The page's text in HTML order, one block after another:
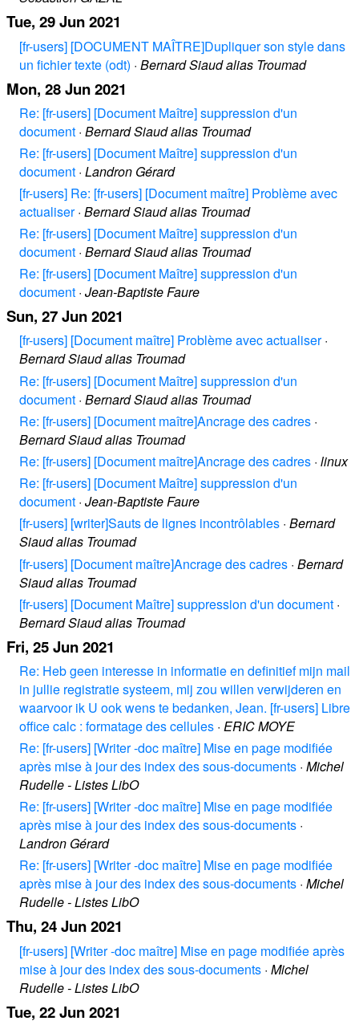
Tue, 29 Jun 2021
[fr-users] [DOCUMENT MAÎTRE]Dupliquer son style dans
un fichier texte (odt) · Bernard Siaud alias Troumad
Mon, 28 Jun 2021
Re: [fr-users] [Document Maître] suppression d'un
document · Bernard Siaud alias Troumad
Re: [fr-users] [Document Maître] suppression d'un
document · Landron Gérard
[fr-users] Re: [fr-users] [Document maître] Problème avec
actualiser· Bernard Siaud alias Troumad
Re: [fr-users] [Document Maître] suppression d'un
document · Bernard Siaud alias Troumad
Re: [fr-users] [Document Maître] suppression d'un
document · Jean-Baptiste Faure
Sun, 27 Jun 2021
[fr-users] [Document maître] Problème avec actualiser·
Bernard Siaud alias Troumad
Re: [fr-users] [Document Maître] suppression d'un
document · Bernard Siaud alias Troumad
Re: [fr-users] [Document maître]Ancrage des cadres ·
Bernard Siaud alias Troumad
Re: [fr-users] [Document maître]Ancrage des cadres · linux
Re: [fr-users] [Document Maître] suppression d'un
document · Jean-Baptiste Faure
[fr-users] [writer]Sauts de lignes incontrôlables · Bernard
Siaud alias Troumad
[fr-users] [Document maître]Ancrage des cadres · Bernard
Siaud alias Troumad
[fr-users] [Document Maître] suppression d'un document ·
Bernard Siaud alias Troumad
Fri, 25 Jun 2021
Re: Heb geen interesse in informatie en definitief mijn mail
in jullie registratie systeem, mij zou willen verwijderen en
waarvoor ik U ook wens te bedanken, Jean. [fr-users] Libre
office calc : formatage des cellules · ERIC MOYE
Re: [fr-users] [Writer -doc maître] Mise en page modifiée
après mise à jour des index des sous-documents · Michel
Rudelle - Listes LibO
Re: [fr-users] [Writer -doc maître] Mise en page modifiée
après mise à jour des index des sous-documents ·
Landron Gérard
Re: [fr-users] [Writer -doc maître] Mise en page modifiée
après mise à jour des index des sous-documents · Michel
Rudelle - Listes LibO
Thu, 24 Jun 2021
[fr-users] [Writer -doc maître] Mise en page modifiée après
mise à jour des index des sous-documents · Michel
Rudelle - Listes LibO
Tue, 22 Jun 2021